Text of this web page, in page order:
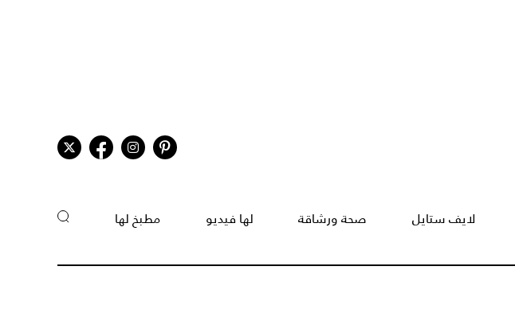
لايف ستايل صحة ورشاقة لها فيديو مطبخ لها